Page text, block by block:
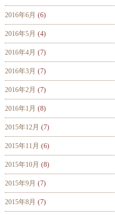
2016年6月 (6)
2016年5月 (4)
2016年4月 (7)
2016年3月 (7)
2016年2月 (7)
2016年1月 (8)
2015年12月 (7)
2015年11月 (6)
2015年10月 (8)
2015年9月 (7)
2015年8月 (7)